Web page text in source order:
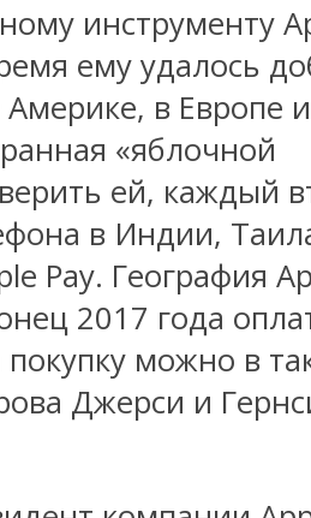
инструменту
ему удалось
в Европе
«яблочной
ей, каждый
в Индии,
Pay. География
2017 года
можно в
Джерси и